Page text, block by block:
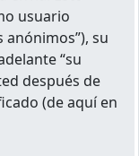
usuario
anónimos”), su
“su
después de
(de aquí en